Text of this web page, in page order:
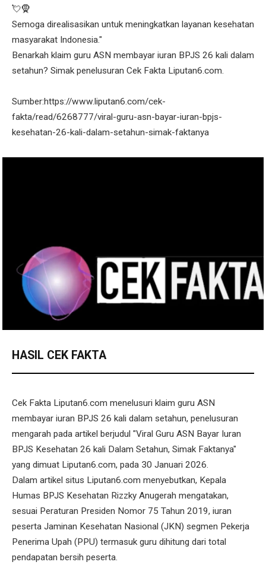
💘🧕
Semoga direalisasikan untuk meningkatkan layanan kesehatan
masyarakat Indonesia."
Benarkah klaim guru ASN membayar iuran BPJS 26 kali dalam
setahun? Simak penelusuran Cek Fakta Liputan6.com.
Sumber:https://www.liputan6.com/cek-
fakta/read/6268777/viral-guru-asn-bayar-iuran-bpjs-
kesehatan-26-kali-dalam-setahun-simak-faktanya
HASIL CEK FAKTA
Cek Fakta Liputan6.com menelusuri klaim guru ASN
membayar iuran BPJS 26 kali dalam setahun, penelusuran
mengarah pada artikel berjudul "Viral Guru ASN Bayar Iuran
BPJS Kesehatan 26 kali Dalam Setahun, Simak Faktanya"
yang dimuat Liputan6.com, pada 30 Januari 2026.
Dalam artikel situs Liputan6.com menyebutkan, Kepala
Humas BPJS Kesehatan Rizzky Anugerah mengatakan,
sesuai Peraturan Presiden Nomor 75 Tahun 2019, iuran
peserta Jaminan Kesehatan Nasional (JKN) segmen Pekerja
Penerima Upah (PPU) termasuk guru dihitung dari total
pendapatan bersih peserta.